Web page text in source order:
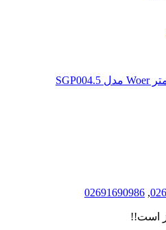
,
02691690986
است!!